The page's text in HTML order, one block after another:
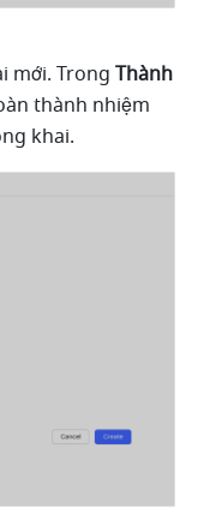
mới. Trong Thành
thành nhiệm
khai.